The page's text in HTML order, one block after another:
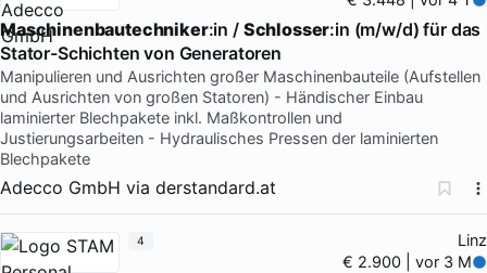
Maschinenbautechniker:in / Schlosser:in (m/w/d) für das
Stator-Schichten von Generatoren
Manipulieren und Ausrichten großer Maschinenbauteile (Aufstellen
und Ausrichten von großen Statoren) - Händischer Einbau
laminierter Blechpakete inkl. Maßkontrollen und
Justierungsarbeiten - Hydraulisches Pressen der laminierten
Blechpakete
Adecco GmbH via derstandard.at
Linz
€ 2.900 | vor 3 M
4